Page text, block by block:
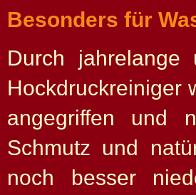
Besonders für
Durch jahrelange
Hockdruckreiniger
angegriffen und
Schmutz und
noch besser